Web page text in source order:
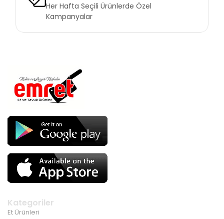
Her Hafta Seçili Ürünlerde Özel
Kampanyalar
Kategoriler
Et Ürünleri